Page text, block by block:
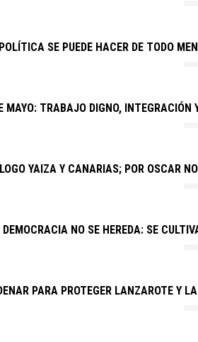
FIRME SOBRE EL SÁHARA
PRESUPUESTO GENERAL DE 2027
DE ADMITIDOS PARA CUATRO
PARA MEJORAR EL SERVICIO Y
UN 24,5 % SUS CONSULTAS
SE PUEDE HACER DE TODO
MAYO: TRABAJO DIGNO, INTEGRACIÓN
YAIZA Y CANARIAS; POR OSCAR
DEMOCRACIA NO SE HEREDA: SE
PARA PROTEGER LANZAROTE Y